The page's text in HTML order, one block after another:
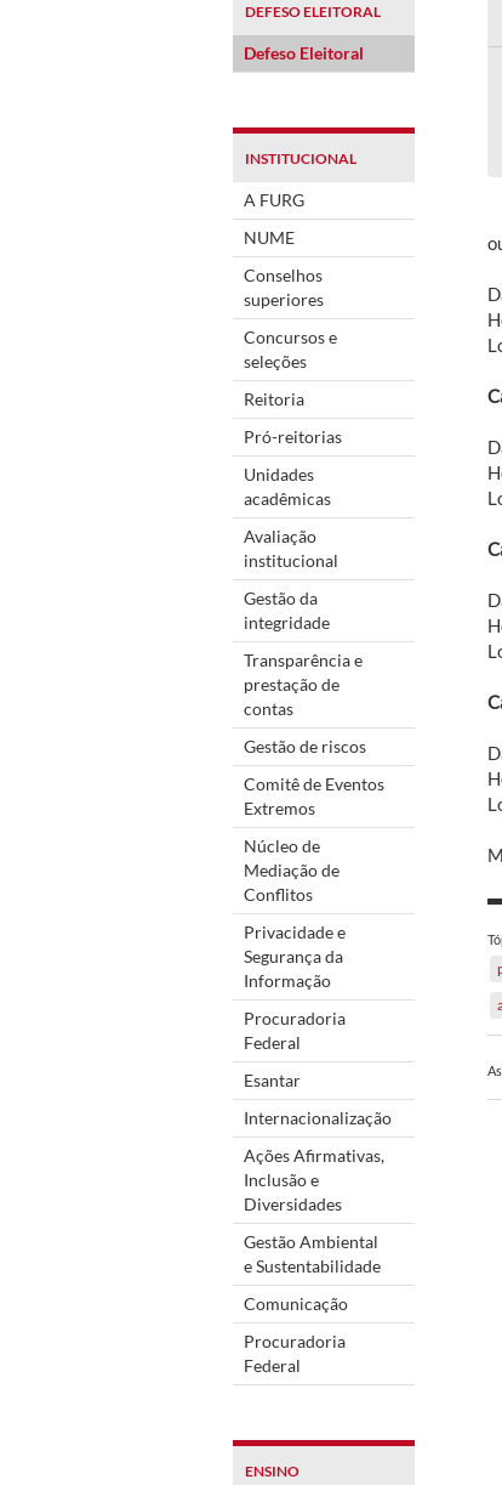
DEFESO ELEITORAL
Defeso Eleitoral
INSTITUCIONAL
A FURG
NUME
Conselhos
superiores
Concursos e
seleções
Reitoria
Pró-reitorias
Unidades
acadêmicas
Avaliação
institucional
Gestão da
integridade
Transparência e
prestação de
contas
Gestão de riscos
Comitê de Eventos
Extremos
Núcleo de
Mediação de
Conflitos
Privacidade e
Segurança da
Informação
Procuradoria
Federal
Esantar
Internacionalização
Ações Afirmativas,
Inclusão e
Diversidades
Gestão Ambiental
e Sustentabilidade
Comunicação
Procuradoria
Federal
ENSINO